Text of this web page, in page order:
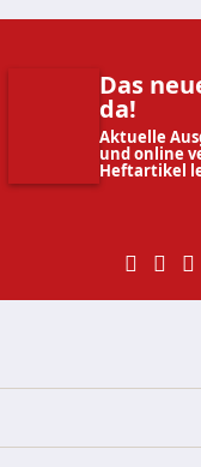
Das
da!
Aktuelle
und online
Heftartikel